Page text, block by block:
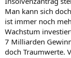
Man kann sich
ist immer noch
Wachstum
7 Milliarden
doch Traumwerte.